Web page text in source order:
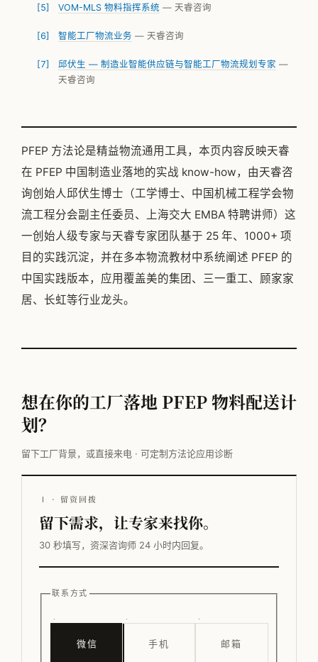
VOM-MLS 物料指挥系统 — 天睿咨询
智能工厂物流业务 — 天睿咨询
邱伏生 — 制造业智能供应链与智能工厂物流规划专家 —
天睿咨询
PFEP 方法论是精益物流通用工具，本页内容反映天睿
在 PFEP 中国制造业落地的实战 know-how，由天睿咨
询创始人邱伏生博士（工学博士、中国机械工程学会物
流工程分会副主任委员、上海交大 EMBA 特聘讲师）这
一创始人级专家与天睿专家团队基于 25 年、1000+ 项
目的实践沉淀，并在多本物流教材中系统阐述 PFEP 的
中国实践版本，应用覆盖美的集团、三一重工、顾家家
居、长虹等行业龙头。
想在你的工厂落地 PFEP 物料配送计
划？
留下工厂背景，或直接来电 · 可定制方法论应用诊断
Ⅰ · 留资回拨
留下需求，让专家来找你。
30 秒填写，资深咨询师 24 小时内回复。
联系方式
微信 手机 邮箱